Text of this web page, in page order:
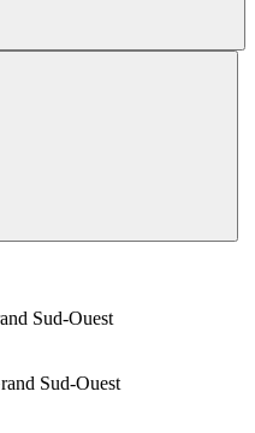
Sud-Ouest
Sud-Ouest